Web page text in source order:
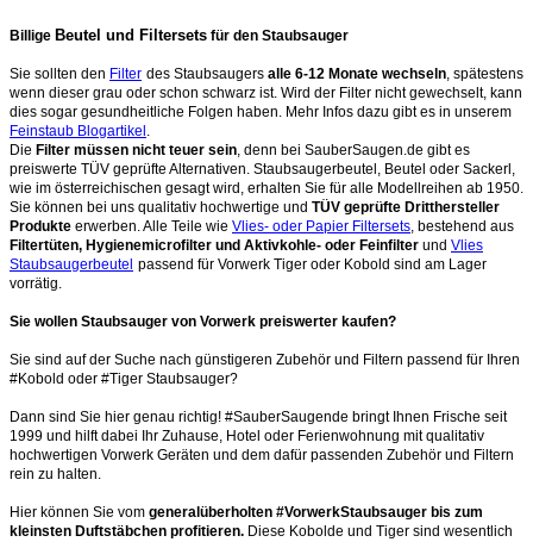
Billige Beutel und Filtersets für den Staubsauger
Sie sollten den Filter des Staubsaugers alle 6-12 Monate wechseln , spätestens
wenn dieser grau oder schon schwarz ist. Wird der Filter nicht gewechselt, kann
dies sogar gesundheitliche Folgen haben. Mehr Infos dazu gibt es in unserem
Feinstaub Blogartikel
Die Filter müssen nicht teuer sein , denn bei SauberSaugen.de gibt es
preiswerte TÜV geprüfte Alternativen. Staubsaugerbeutel, Beutel oder Sackerl,
wie im österreichischen gesagt wird, erhalten Sie für alle Modellreihen ab 1950.
Sie können bei uns qualitativ hochwertige und TÜV geprüfte Dritthersteller
Produkte erwerben. Alle Teile wie Vlies- oder Papier Filtersets , bestehend aus
Filtertüten, Hygienemicrofilter und Aktivkohle- oder Feinfilter und Vlies
Staubsaugerbeutel passend für Vorwerk Tiger oder Kobold sind am Lager
vorrätig.
Sie wollen Staubsauger von Vorwerk preiswerter kaufen?
Sie sind auf der Suche nach günstigeren Zubehör und Filtern passend für Ihren
#Kobold oder #Tiger Staubsauger?
Dann sind Sie hier genau richtig! #SauberSaugende bringt Ihnen Frische seit
1999 und hilft dabei Ihr Zuhause, Hotel oder Ferienwohnung mit qualitativ
hochwertigen Vorwerk Geräten und dem dafür passenden Zubehör und Filtern
rein zu halten.
Hier können Sie vom generalüberholten #VorwerkStaubsauger bis zum
kleinsten Duftstäbchen profitieren. Diese Kobolde und Tiger sind wesentlich